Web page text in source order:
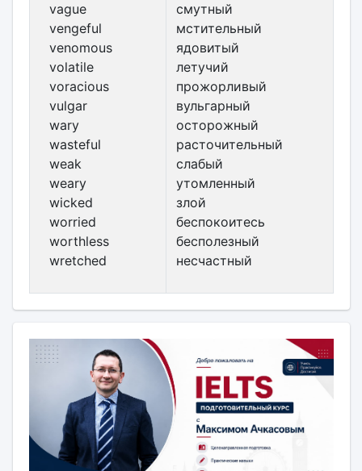
vague
vengeful
venomous
volatile
voracious
vulgar
wary
wasteful
weak
weary
wicked
worried
worthless
wretched
смутный
мстительный
ядовитый
летучий
прожорливый
вульгарный
осторожный
расточительный
слабый
утомленный
злой
беспокоитесь
бесполезный
несчастный